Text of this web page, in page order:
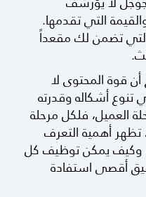
التي تقدمها.
التي تضمن لك مقعداً
قوة المحتوى لا
أشكاله وقدرته
العميل، فلكل مرحلة
أهمية التعرف
وكيف يمكن توظيف كل
أقصى استفادة